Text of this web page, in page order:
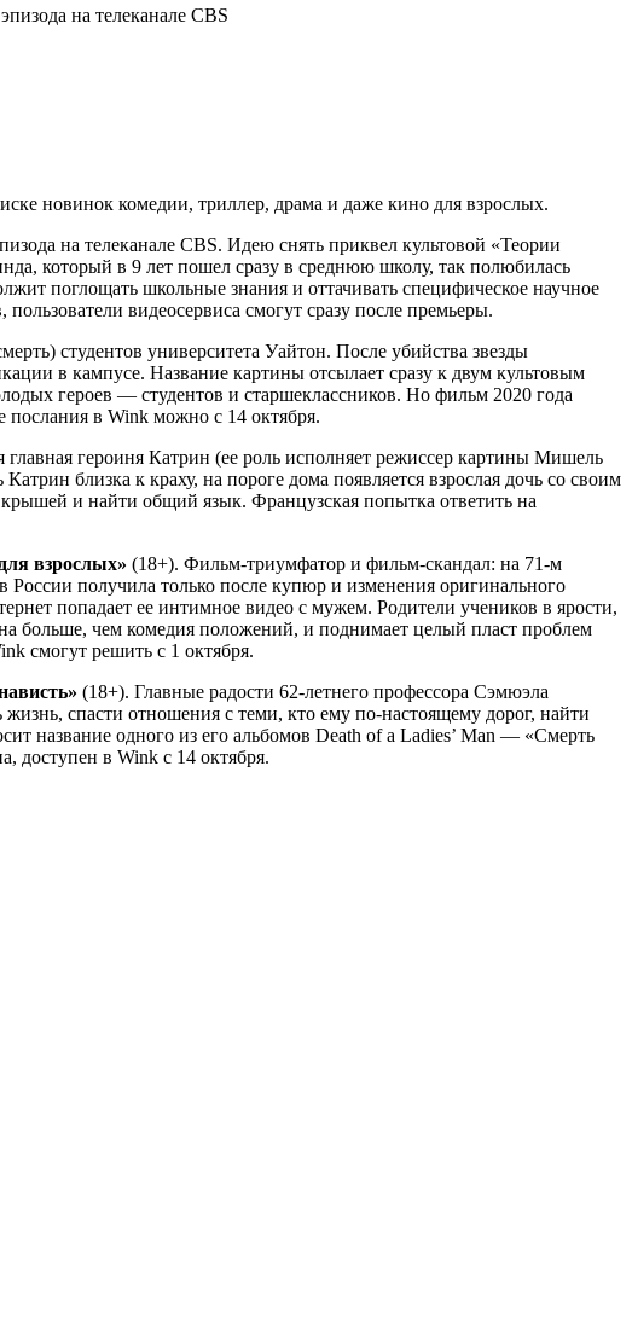
новинок комедии, триллер, драма и даже кино для взрослых.
на телеканале CBS. Идею снять приквел культовой «Теории
который в 9 лет пошел сразу в среднюю школу, так полюбилась
поглощать школьные знания и оттачивать специфическое научное
видеосервиса смогут сразу после премьеры.
студентов университета Уайтон. После убийства звезды
в кампусе. Название картины отсылает сразу к двум культовым
героев — студентов и старшеклассников. Но фильм 2020 года
послания в Wink можно с 14 октября.
героиня Катрин (ее роль исполняет режиссер картины Мишель
близка к краху, на пороге дома появляется взрослая дочь со своим
и найти общий язык. Французская попытка ответить на
взрослых» (18+). Фильм-триумфатор и фильм-скандал: на 71-м
получила только после купюр и изменения оригинального
попадает ее интимное видео с мужем. Родители учеников в ярости,
больше, чем комедия положений, и поднимает целый пласт проблем
смогут решить с 1 октября.
(18+). Главные радости 62-летнего профессора Сэмюэла
спасти отношения с теми, кто ему по-настоящему дорог, найти
название одного из его альбомов Death of a Ladies’ Man — «Смерть
доступен в Wink с 14 октября.